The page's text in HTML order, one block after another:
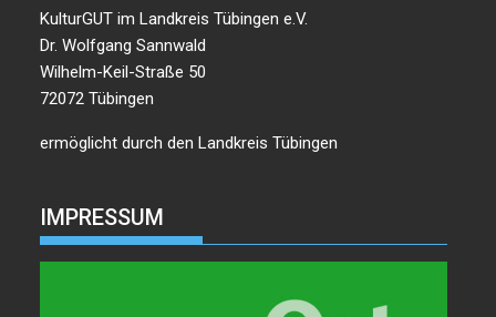
KulturGUT im Landkreis Tübingen e.V.
Dr. Wolfgang Sannwald
Wilhelm-Keil-Straße 50
72072 Tübingen
ermöglicht durch den Landkreis Tübingen
IMPRESSUM